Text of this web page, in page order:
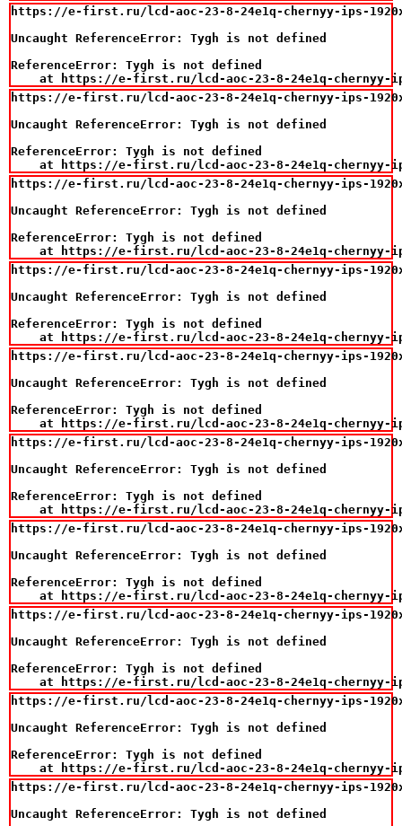
https://e-first.ru/lcd-aoc-23-8-24e1q-chernyy-ips-
Uncaught ReferenceError: Tygh is not defined
ReferenceError: Tygh is not defined
at https://e-first.ru/lcd-aoc-23-8-24e1q-
https://e-first.ru/lcd-aoc-23-8-24e1q-chernyy-ips-
Uncaught ReferenceError: Tygh is not defined
ReferenceError: Tygh is not defined
at https://e-first.ru/lcd-aoc-23-8-24e1q-
https://e-first.ru/lcd-aoc-23-8-24e1q-chernyy-ips-
Uncaught ReferenceError: Tygh is not defined
ReferenceError: Tygh is not defined
at https://e-first.ru/lcd-aoc-23-8-24e1q-
https://e-first.ru/lcd-aoc-23-8-24e1q-chernyy-ips-
Uncaught ReferenceError: Tygh is not defined
ReferenceError: Tygh is not defined
at https://e-first.ru/lcd-aoc-23-8-24e1q-
https://e-first.ru/lcd-aoc-23-8-24e1q-chernyy-ips-
Uncaught ReferenceError: Tygh is not defined
ReferenceError: Tygh is not defined
at https://e-first.ru/lcd-aoc-23-8-24e1q-
https://e-first.ru/lcd-aoc-23-8-24e1q-chernyy-ips-
Uncaught ReferenceError: Tygh is not defined
ReferenceError: Tygh is not defined
at https://e-first.ru/lcd-aoc-23-8-24e1q-
https://e-first.ru/lcd-aoc-23-8-24e1q-chernyy-ips-
Uncaught ReferenceError: Tygh is not defined
ReferenceError: Tygh is not defined
at https://e-first.ru/lcd-aoc-23-8-24e1q-
https://e-first.ru/lcd-aoc-23-8-24e1q-chernyy-ips-
Uncaught ReferenceError: Tygh is not defined
ReferenceError: Tygh is not defined
at https://e-first.ru/lcd-aoc-23-8-24e1q-
https://e-first.ru/lcd-aoc-23-8-24e1q-chernyy-ips-
Uncaught ReferenceError: Tygh is not defined
ReferenceError: Tygh is not defined
at https://e-first.ru/lcd-aoc-23-8-24e1q-
https://e-first.ru/lcd-aoc-23-8-24e1q-chernyy-ips-
Uncaught ReferenceError: Tygh is not defined